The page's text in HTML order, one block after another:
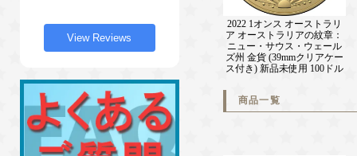
View Reviews
2022 1オンス オーストラリ
ア オーストラリアの紋章：
ニュー・サウス・ウェール
ズ州 金貨 (39mmクリアケー
ス付き) 新品未使用 100ドル
商品一覧